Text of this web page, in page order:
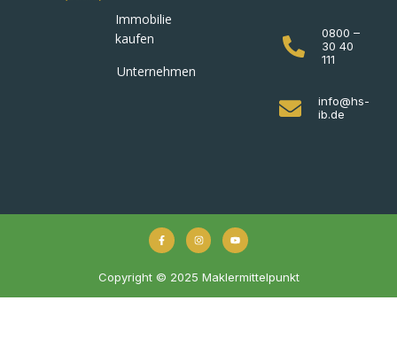
Immobilie
kaufen
Unternehmen
0800 –
30 40
111
info@hs-
ib.de
Copyright © 2025 Maklermittelpunkt